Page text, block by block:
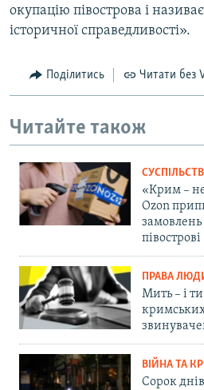
окупацію півострова і
історичної справедливості».
Поділитись Читати без
Читайте також
«Крим –
Ozon
півострові
ПРАВА
Мить – і
ВІЙНА ТА
Сорок